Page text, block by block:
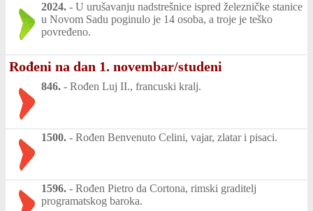
2024. - U urušavanju nadstrešnice ispred železničke stanice
u Novom Sadu poginulo je 14 osoba, a troje je teško
povređeno.
Rođeni na dan 1. novembar/studeni
846. - Rođen Luj II., francuski kralj.
1500. - Rođen Benvenuto Celini, vajar, zlatar i pisaci.
1596. - Rođen Pietro da Cortona, rimski graditelj
programatskog baroka.